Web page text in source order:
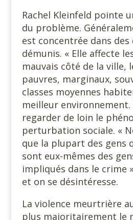
Rachel Kleinfeld pointe
du problème.
est concentrée dans
démunis. « Elle affecte
mauvais côté de la ville,
pauvres, marginaux,
classes moyennes
meilleur environnement.
regarder de loin le
perturbation sociale. «
que la plupart des gens
sont eux-mêmes des
impliqués dans le crime
et on se désintéresse.
La violence meurtrière
plus majoritairement le